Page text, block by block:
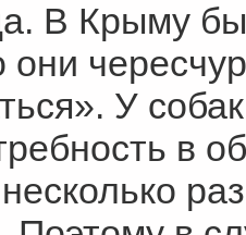
В Крыму
они
У
в